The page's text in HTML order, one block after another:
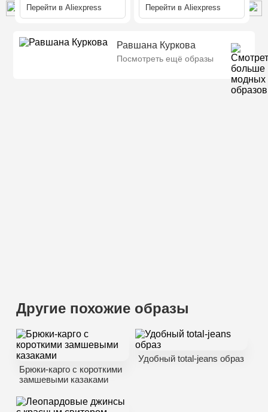
Перейти вAliexpress Перейти вAliexpress
Равшана Куркова
Посмотреть ещё образы
Другие похожие образы
Брюки-карго с короткими
замшевыми казаками
Удобный total-jeans образ